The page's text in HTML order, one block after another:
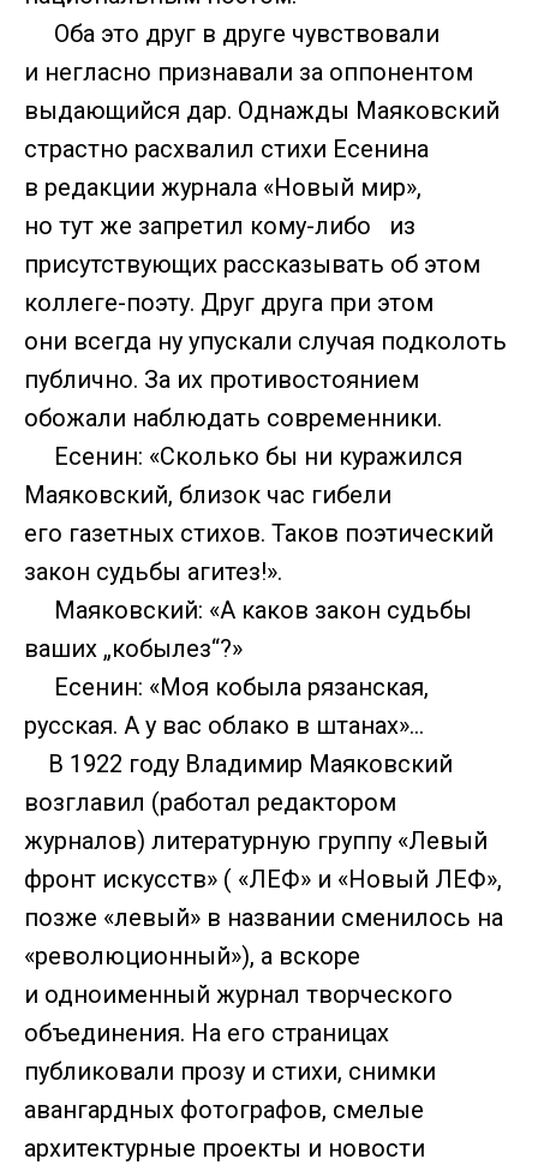
Оба это друг в друге чувствовали
и негласно признавали за оппонентом
выдающийся дар. Однажды Маяковский
страстно расхвалил стихи Есенина
в редакции журнала «Новый мир»,
но тут же запретил кому-либо из
присутствующих рассказывать об этом
коллеге-поэту. Друг друга при этом
они всегда ну упускали случая подколоть
публично. За их противостоянием
обожали наблюдать современники.
Есенин: «Сколько бы ни куражился
Маяковский, близок час гибели
его газетных стихов. Таков поэтический
закон судьбы агитез!».
Маяковский: «А каков закон судьбы
ваших „кобылез“?»
Есенин: «Моя кобыла рязанская,
русская. А у вас облако в штанах»…
В 1922 году Владимир Маяковский
возглавил (работал редактором
журналов) литературную группу «Левый
фронт искусств» ( «ЛЕФ» и «Новый ЛЕФ»,
позже «левый» в названии сменилось на
«революционный»), а вскоре
и одноименный журнал творческого
объединения. На его страницах
публиковали прозу и стихи, снимки
авангардных фотографов, смелые
архитектурные проекты и новости